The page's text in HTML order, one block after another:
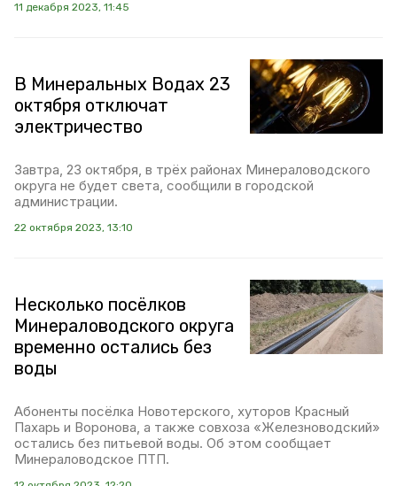
11 декабря 2023, 11:45
В Минеральных Водах 23
октября отключат
электричество
Завтра, 23 октября, в трёх районах Минераловодского
округа не будет света, сообщили в городской
администрации.
22 октября 2023, 13:10
Несколько посёлков
Минераловодского округа
временно остались без
воды
Абоненты посёлка Новотерского, хуторов Красный
Пахарь и Воронова, а также совхоза «Железноводский»
остались без питьевой воды. Об этом сообщает
Минераловодское ПТП.